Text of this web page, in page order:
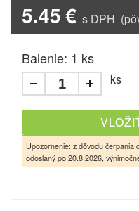
5.45€ s DPH
Balenie: 1 ks
ks
Upozornenie: z dôvodu čerpania
odoslaný po 20.8.2026,